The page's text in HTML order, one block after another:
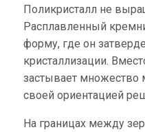
Поликристалл не
Расплавленный
форму, где он
кристаллизации.
застывает множество
своей ориентацией
На границах между